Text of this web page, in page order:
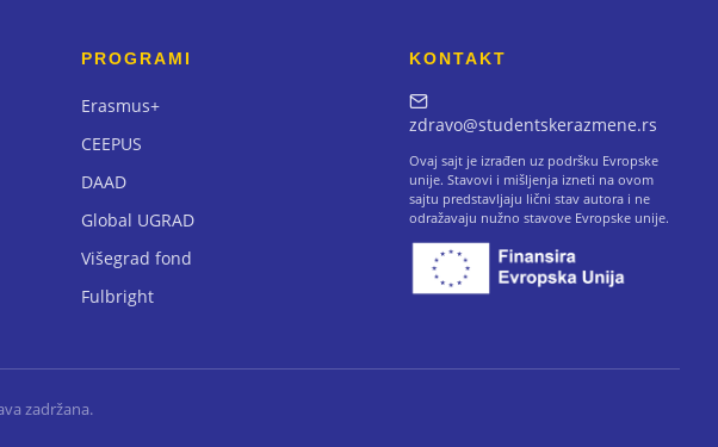
PROGRAMI
Erasmus+
CEEPUS
DAAD
Global UGRAD
Višegrad fond
Fulbright
KONTAKT
zdravo@studentskerazmene.rs
Ovaj sajt je izrađen uz podršku Evropske
unije. Stavovi i mišljenja izneti na ovom
sajtu predstavljaju lični stav autora i ne
odražavaju nužno stavove Evropske unije.
zadržana.